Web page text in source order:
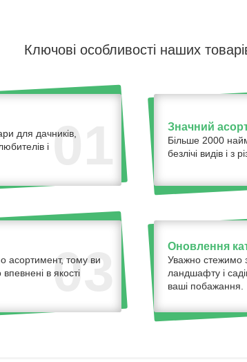
Ключові особливості наших
01
для дачників,
і
Значний
Більше 2000
безлічі видів і з
03
асортимент, тому ви
в якості
Оновлення
Уважно стежимо
ландшафту і
ваші побажання.